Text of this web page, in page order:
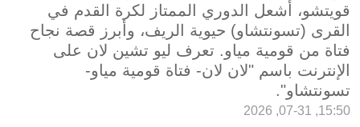
قويتشو، أشعل الدوري الممتاز لكرة القدم في
القرى (تسونتشاو) حيوية الريف، وأبرز قصة نجاح
فتاة من قومية مياو. تعرف ليو تشين لان على
الإنترنت باسم "لان لان- فتاة قومية مياو-
تسونتشاو".
15:50, 07-31, 2026